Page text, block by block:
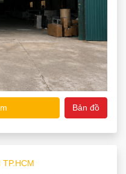
Bản đồ